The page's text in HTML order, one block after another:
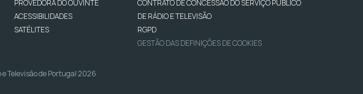
PROVEDORA DO OUVINTE
ACESSIBILIDADES
SATÉLITES
CONTRATO DE CONCESSÃO DO SERVIÇO PÚBLICO
DE RÁDIO E TELEVISÃO
RGPD
GESTÃO DAS DEFINIÇÕES DE COOKIES
e Televisão de Portugal 2026